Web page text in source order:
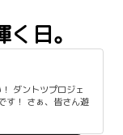
日。
ダントツプロジェ
す！ さぁ、皆さん遊